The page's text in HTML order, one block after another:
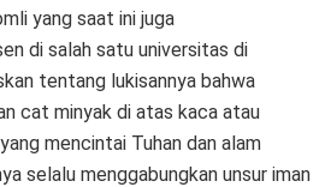
yang saat ini juga
di salah satu universitas di
tentang lukisannya bahwa
cat minyak di atas kaca atau
mencintai Tuhan dan alam
selalu menggabungkan unsur iman